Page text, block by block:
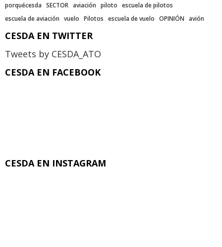
porquécesda SECTOR aviación piloto escuela de pilotos
escuela de aviación vuelo Pilotos escuela de vuelo OPINIÓN avión
CESDA EN TWITTER
Tweets by CESDA_ATO
CESDA EN FACEBOOK
CESDA EN INSTAGRAM